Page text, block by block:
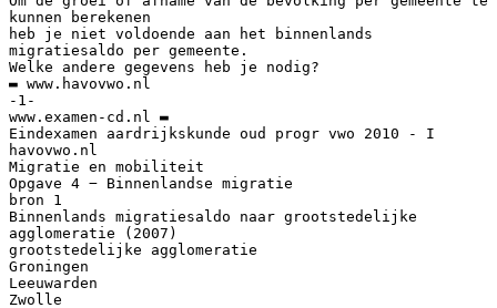
kunnen berekenen
heb je niet voldoende aan het binnenlands
migratiesaldo per gemeente.
Welke andere gegevens heb je nodig?
▬ www.havovwo.nl
-1-
www.examen-cd.nl ▬
Eindexamen aardrijkskunde oud progr vwo 2010 - I
havovwo.nl
Migratie en mobiliteit
Opgave 4 − Binnenlandse migratie
bron 1
Binnenlands migratiesaldo naar grootstedelijke
agglomeratie (2007)
grootstedelijke agglomeratie
Groningen
Leeuwarden
Zwolle